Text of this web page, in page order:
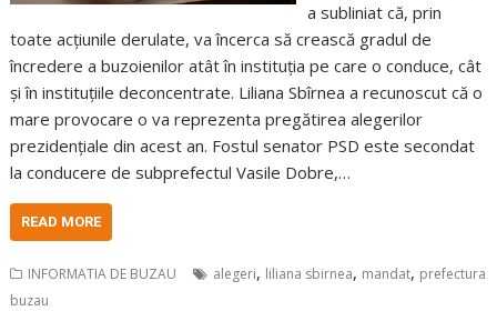
a subliniat că, prin
toate acțiunile derulate, va încerca să crească gradul de
încredere a buzoienilor atât în instituția pe care o conduce, cât
și în instituțiile deconcentrate. Liliana Sbîrnea a recunoscut că o
mare provocare o va reprezenta pregătirea alegerilor
prezidențiale din acest an. Fostul senator PSD este secondat
la conducere de subprefectul Vasile Dobre,…
READ MORE
INFORMATIA DE BUZAU alegeri, liliana sbirnea, mandat, prefectura
buzau